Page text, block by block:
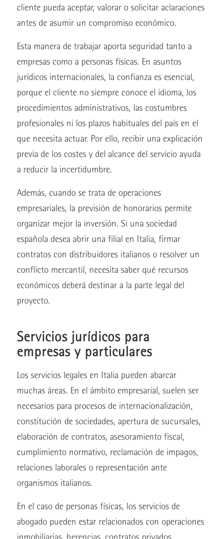
cliente pueda aceptar, valorar o solicitar aclaraciones
antes de asumir un compromiso económico.
Esta manera de trabajar aporta seguridad tanto a
empresas como a personas físicas. En asuntos
jurídicos internacionales, la confianza es esencial,
porque el cliente no siempre conoce el idioma, los
procedimientos administrativos, las costumbres
profesionales ni los plazos habituales del país en el
que necesita actuar. Por ello, recibir una explicación
previa de los costes y del alcance del servicio ayuda
a reducir la incertidumbre.
Además, cuando se trata de operaciones
empresariales, la previsión de honorarios permite
organizar mejor la inversión. Si una sociedad
española desea abrir una filial en Italia, firmar
contratos con distribuidores italianos o resolver un
conflicto mercantil, necesita saber qué recursos
económicos deberá destinar a la parte legal del
proyecto.
Servicios jurídicos para
empresas y particulares
Los servicios legales en Italia pueden abarcar
muchas áreas. En el ámbito empresarial, suelen ser
necesarios para procesos de internacionalización,
constitución de sociedades, apertura de sucursales,
elaboración de contratos, asesoramiento fiscal,
cumplimiento normativo, reclamación de impagos,
relaciones laborales o representación ante
organismos italianos.
En el caso de personas físicas, los servicios de
abogado pueden estar relacionados con operaciones
inmobiliarias, herencias, contratos privados,